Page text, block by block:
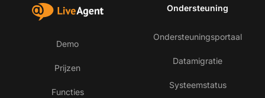
Demo
Prijzen
Functies
Ondersteuning
Ondersteuningsportaal
Datamigratie
Systeemstatus